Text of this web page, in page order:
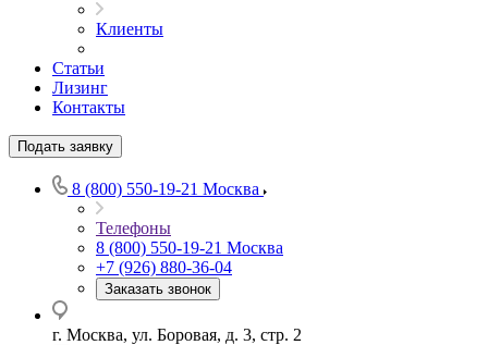
Клиенты
Статьи
Лизинг
Контакты
Подать заявку
8 (800) 550-19-21 Москва
Телефоны
8 (800) 550-19-21 Москва
+7 (926) 880-36-04
Заказать звонок
г. Москва, ул. Боровая, д. 3, стр. 2